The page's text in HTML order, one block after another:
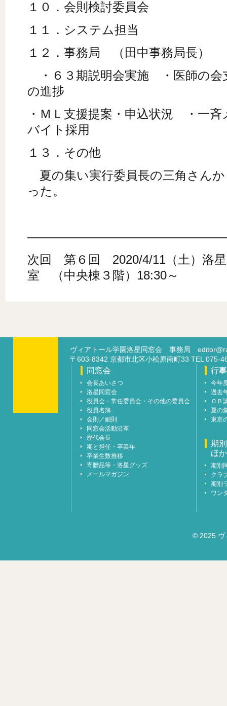
１０．会則検討委員会
１１．システム担当
１２．事務局 （田中事務局長）
・６３期説明会実施 ・医師の
の進捗
・ＭＬ支援提案・申込状況 ・一
バイト採用
１３．その他
夏の集い実行委員長の三角さん
った。
次回 第６回 2020/4/11（土）洛
室 （中央棟３階）18:30～
ヴィアトール学園洛星同窓会 事務局
〒603-8342 京都市北区小松原南町33 TEL 075-
同窓会
会長あいさつ
洛星同窓会
役員会・常任委員会・その他の委員会
役員名簿
会則／細則
同窓会活動沿革
歴代会長
期と担任・卒業年
卒業生数推移
寄贈品等・洛星グッズ
メールマガジン
行事
今年
過去
ＯＢ
夏の
東京
期
ほか
期別
クラ
期別
ワン
© 2025 ヴ